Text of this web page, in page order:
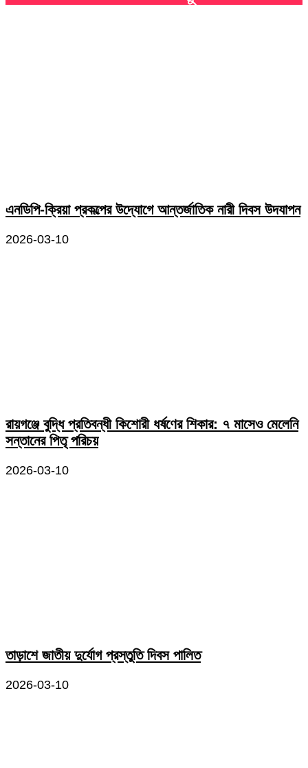
এনডিপি-ক্রিয়া প্রকল্পের উদ্যোগে আন্তর্জাতিক নারী দিবস উদযাপন
2026-03-10
রায়গঞ্জে বুদ্ধি প্রতিবন্ধী কিশোরী ধর্ষণের শিকার: ৭ মাসেও মেলেনি
সন্তানের পিতৃ পরিচয়
2026-03-10
তাড়াশে জাতীয় দুর্যোগ প্রস্তুতি দিবস পালিত
2026-03-10